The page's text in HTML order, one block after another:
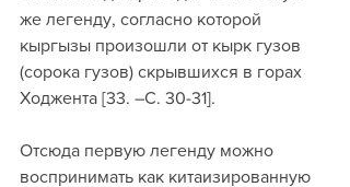
же легенду, согласно которой
кыргызы произошли от кырк гузов
(сорока гузов) скрывшихся в горах
Ходжента [33. –С. 30-31].
Отсюда первую легенду можно
воспринимать как китаизированную